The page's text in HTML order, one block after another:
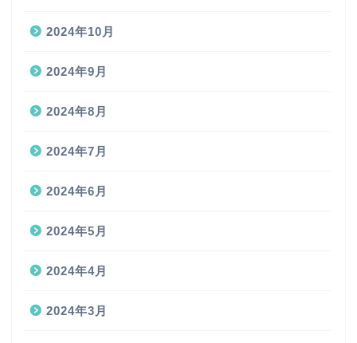
2024年10月
2024年9月
2024年8月
2024年7月
2024年6月
2024年5月
2024年4月
2024年3月